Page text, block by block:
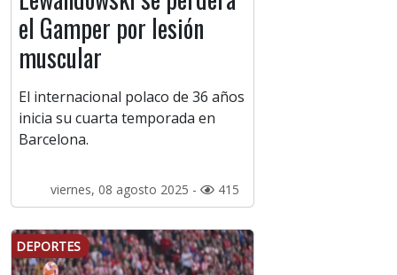
el Gamper por lesión
muscular
El internacional polaco de 36 años
inicia su cuarta temporada en
Barcelona.
viernes, 08 agosto 2025 - 415
DEPORTES